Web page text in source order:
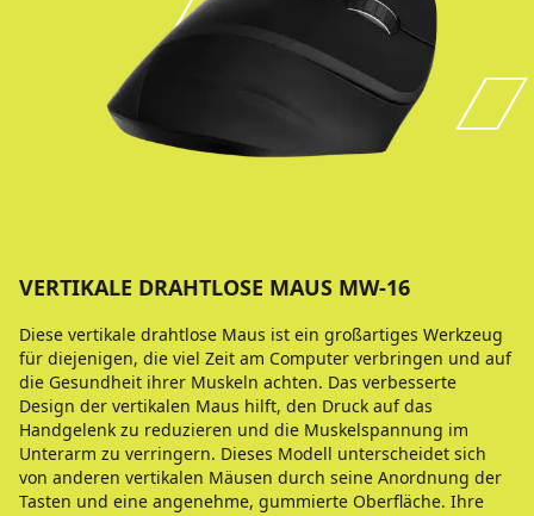
VERTIKALE DRAHTLOSE MAUS MW-16
Diese vertikale drahtlose Maus ist ein großartiges Werkzeug
für diejenigen, die viel Zeit am Computer verbringen und auf
die Gesundheit ihrer Muskeln achten. Das verbesserte
Design der vertikalen Maus hilft, den Druck auf das
Handgelenk zu reduzieren und die Muskelspannung im
Unterarm zu verringern. Dieses Modell unterscheidet sich
von anderen vertikalen Mäusen durch seine Anordnung der
Tasten und eine angenehme, gummierte Oberfläche. Ihre